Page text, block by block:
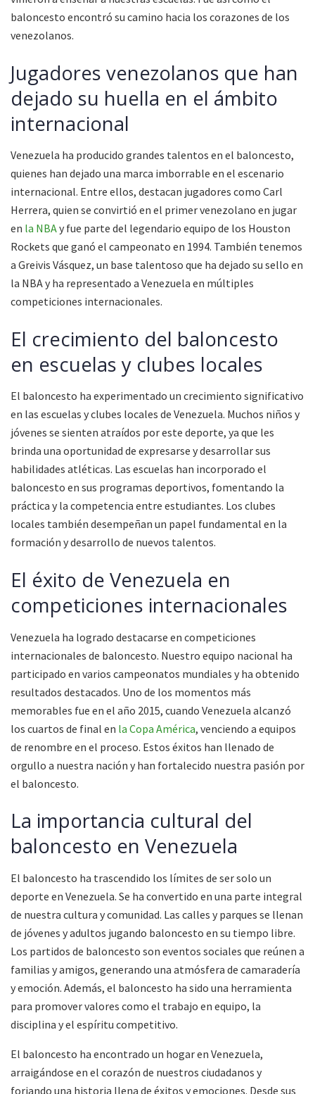
baloncesto encontró su camino hacia los corazones de los
venezolanos.
Jugadores venezolanos que han
dejado su huella en el ámbito
internacional
Venezuela ha producido grandes talentos en el baloncesto,
quienes han dejado una marca imborrable en el escenario
internacional. Entre ellos, destacan jugadores como Carl
Herrera, quien se convirtió en el primer venezolano en jugar
en la NBAy fue parte del legendario equipo de los Houston
Rockets que ganó el campeonato en 1994. También tenemos
a Greivis Vásquez, un base talentoso que ha dejado su sello en
la NBA y ha representado a Venezuela en múltiples
competiciones internacionales.
El crecimiento del baloncesto
en escuelas y clubes locales
El baloncesto ha experimentado un crecimiento significativo
en las escuelas y clubes locales de Venezuela. Muchos niños y
jóvenes se sienten atraídos por este deporte, ya que les
brinda una oportunidad de expresarse y desarrollar sus
habilidades atléticas. Las escuelas han incorporado el
baloncesto en sus programas deportivos, fomentando la
práctica y la competencia entre estudiantes. Los clubes
locales también desempeñan un papel fundamental en la
formación y desarrollo de nuevos talentos.
El éxito de Venezuela en
competiciones internacionales
Venezuela ha logrado destacarse en competiciones
internacionales de baloncesto. Nuestro equipo nacional ha
participado en varios campeonatos mundiales y ha obtenido
resultados destacados. Uno de los momentos más
memorables fue en el año 2015, cuando Venezuela alcanzó
los cuartos de final en la Copa América, venciendo a equipos
de renombre en el proceso. Estos éxitos han llenado de
orgullo a nuestra nación y han fortalecido nuestra pasión por
el baloncesto.
La importancia cultural del
baloncesto en Venezuela
El baloncesto ha trascendido los límites de ser solo un
deporte en Venezuela. Se ha convertido en una parte integral
de nuestra cultura y comunidad. Las calles y parques se llenan
de jóvenes y adultos jugando baloncesto en su tiempo libre.
Los partidos de baloncesto son eventos sociales que reúnen a
familias y amigos, generando una atmósfera de camaradería
y emoción. Además, el baloncesto ha sido una herramienta
para promover valores como el trabajo en equipo, la
disciplina y el espíritu competitivo.
El baloncesto ha encontrado un hogar en Venezuela,
arraigándose en el corazón de nuestros ciudadanos y
forjando una historia llena de éxitos y emociones. Desde sus